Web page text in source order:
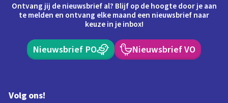
Ontvang jij de nieuwsbrief al? Blijf op de hoogte door je aan
te melden en ontvang elke maand een nieuwsbrief naar
keuze in je inbox!
Nieuwsbrief PO Nieuwsbrief VO
Volg ons!